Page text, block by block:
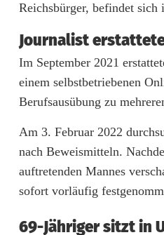
o
-
C
h
f
:
H
a
Reichsbürger, befindet sich
Journalist
Im September 2021
einem selbstbetriebenen
Berufsausübung zu
Am 3. Februar 2022
nach Beweismitteln.
auftretenden Mannes
sofort vorläufig
69-Jähriger sitzt in